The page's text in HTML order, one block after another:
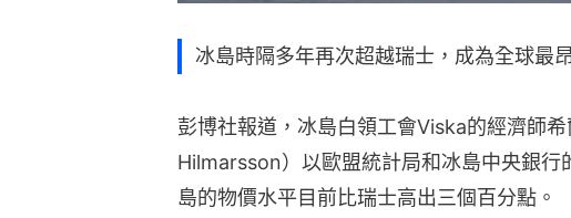
冰島時隔多年再次超越瑞士，成為全球最
彭博社報道，冰島白領工會Viska的經濟師
Hilmarsson）以歐盟統計局和冰島中央銀行
島的物價水平目前比瑞士高出三個百分點。